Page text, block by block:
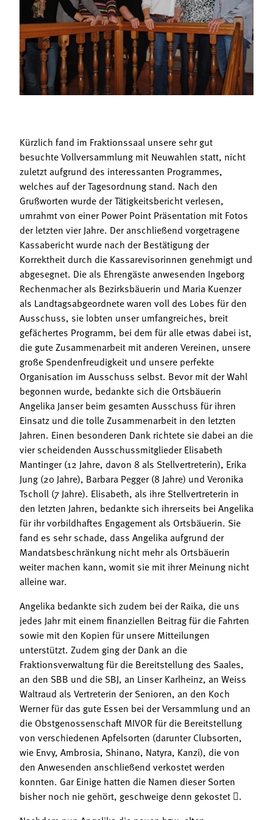
Mitgliedschaft
Landessekretariat
Bäuerliche Buffets
Hofgeschichten
Kürzlich fand im Fraktionssaal unsere sehr gut
besuchte Vollversammlung mit Neuwahlen statt, nicht
zuletzt aufgrund des interessanten Programmes,
welches auf der Tagesordnung stand. Nach den
Grußworten wurde der Tätigkeitsbericht verlesen,
umrahmt von einer Power Point Präsentation mit Fotos
der letzten vier Jahre. Der anschließend vorgetragene
Kassabericht wurde nach der Bestätigung der
Korrektheit durch die Kassarevisorinnen genehmigt und
abgesegnet. Die als Ehrengäste anwesenden Ingeborg
Rechenmacher als Bezirksbäuerin und Maria Kuenzer
als Landtagsabgeordnete waren voll des Lobes für den
Ausschuss, sie lobten unser umfangreiches, breit
gefächertes Programm, bei dem für alle etwas dabei ist,
die gute Zusammenarbeit mit anderen Vereinen, unsere
große Spendenfreudigkeit und unsere perfekte
Organisation im Ausschuss selbst. Bevor mit der Wahl
begonnen wurde, bedankte sich die Ortsbäuerin
Angelika Janser beim gesamten Ausschuss für ihren
Einsatz und die tolle Zusammenarbeit in den letzten
Jahren. Einen besonderen Dank richtete sie dabei an die
vier scheidenden Ausschussmitglieder Elisabeth
Mantinger (12 Jahre, davon 8 als Stellvertreterin), Erika
Jung (20 Jahre), Barbara Pegger (8 Jahre) und Veronika
Tscholl (7 Jahre). Elisabeth, als ihre Stellvertreterin in
den letzten Jahren, bedankte sich ihrerseits bei Angelika
für ihr vorbildhaftes Engagement als Ortsbäuerin. Sie
fand es sehr schade, dass Angelika aufgrund der
Mandatsbeschränkung nicht mehr als Ortsbäuerin
weiter machen kann, womit sie mit ihrer Meinung nicht
alleine war.
Angelika bedankte sich zudem bei der Raika, die uns
jedes Jahr mit einem finanziellen Beitrag für die Fahrten
sowie mit den Kopien für unsere Mitteilungen
unterstützt. Zudem ging der Dank an die
Fraktionsverwaltung für die Bereitstellung des Saales,
an den SBB und die SBJ, an Linser Karlheinz, an Weiss
Waltraud als Vertreterin der Senioren, an den Koch
Werner für das gute Essen bei der Versammlung und an
die Obstgenossenschaft MIVOR für die Bereitstellung
von verschiedenen Apfelsorten (darunter Clubsorten,
wie Envy, Ambrosia, Shinano, Natyra, Kanzi), die von
den Anwesenden anschließend verkostet werden
konnten. Gar Einige hatten die Namen dieser Sorten
bisher noch nie gehört, geschweige denn gekostet .